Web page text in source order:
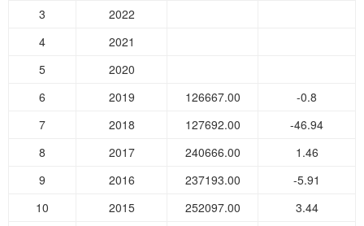
3
2022
4
2021
5
2020
6
2019 126667.00
-0.8
7
2018 127692.00
-46.94
8
2017 240666.00
1.46
9
2016 237193.00
-5.91
10
2015 252097.00
3.44